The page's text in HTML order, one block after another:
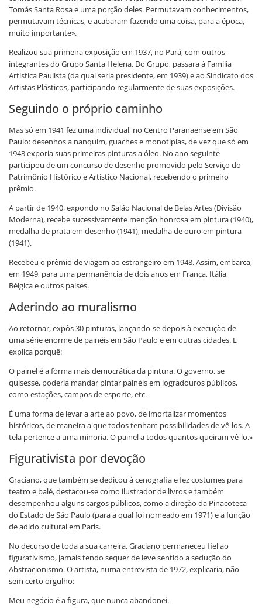
Tomás Santa Rosa e uma porção deles. Permutavam conhecimentos,
permutavam técnicas, e acabaram fazendo uma coisa, para a época,
muito importante».
Realizou sua primeira exposição em 1937, no Pará, com outros
integrantes do Grupo Santa Helena. Do Grupo, passara à Família
Artística Paulista (da qual seria presidente, em 1939) e ao Sindicato dos
Artistas Plásticos, participando regularmente de suas exposições.
Seguindo o próprio caminho
Mas só em 1941 fez uma individual, no Centro Paranaense em São
Paulo: desenhos a nanquim, guaches e monotipias, de vez que só em
1943 exporia suas primeiras pinturas a óleo. No ano seguinte
participou de um concurso de desenho promovido pelo Serviço do
Patrimônio Histórico e Artístico Nacional, recebendo o primeiro
prêmio.
A partir de 1940, expondo no Salão Nacional de Belas Artes (Divisão
Moderna), recebe sucessivamente menção honrosa em pintura (1940),
medalha de prata em desenho (1941), medalha de ouro em pintura
(1941).
Recebeu o prêmio de viagem ao estrangeiro em 1948. Assim, embarca,
em 1949, para uma permanência de dois anos em França, Itália,
Bélgica e outros países.
Aderindo ao muralismo
Ao retornar, expôs 30 pinturas, lançando-se depois à execução de
uma série enorme de painéis em São Paulo e em outras cidades. E
explica porquê:
O painel é a forma mais democrática da pintura. O governo, se
quisesse, poderia mandar pintar painéis em logradouros públicos,
como estações, campos de esporte, etc.
É uma forma de levar a arte ao povo, de imortalizar momentos
históricos, de maneira a que todos tenham possibilidades de vê-los. A
tela pertence a uma minoria. O painel a todos quantos queiram vê-lo.»
Figurativista por devoção
Graciano, que também se dedicou à cenografia e fez costumes para
teatro e balé, destacou-se como ilustrador de livros e também
desempenhou alguns cargos públicos, como a direção da Pinacoteca
do Estado de São Paulo (para a qual foi nomeado em 1971) e a função
de adido cultural em Paris.
No decurso de toda a sua carreira, Graciano permaneceu fiel ao
figurativismo, jamais tendo sequer de leve sentido a sedução do
Abstracionismo. O artista, numa entrevista de 1972, explicaria, não
sem certo orgulho:
Meu negócio é a figura, que nunca abandonei.